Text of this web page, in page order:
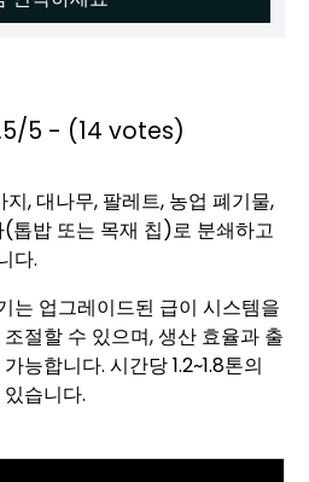
5 - (14 votes)
지, 대나무, 팔레트, 농업 폐기물,
톱밥 또는 목재 칩)로 분쇄하고
다.
는 업그레이드된 급이 시스템을
절할 수 있으며, 생산 효율과 출
능합니다. 시간당 1.2~1.8톤의
습니다.